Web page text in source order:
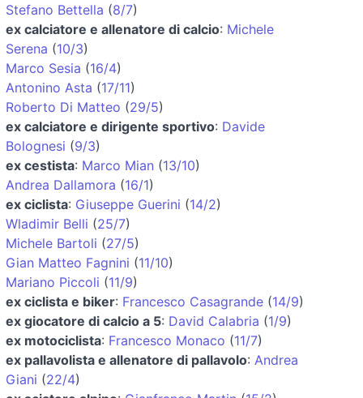
Stefano Bettella (8/7)
ex calciatore e allenatore di calcio: Michele
Serena (10/3)
Marco Sesia (16/4)
Antonino Asta (17/11)
Roberto Di Matteo (29/5)
ex calciatore e dirigente sportivo: Davide
Bolognesi (9/3)
ex cestista: Marco Mian (13/10)
Andrea Dallamora (16/1)
ex ciclista: Giuseppe Guerini (14/2)
Wladimir Belli (25/7)
Michele Bartoli (27/5)
Gian Matteo Fagnini (11/10)
Mariano Piccoli (11/9)
ex ciclista e biker: Francesco Casagrande (14/9)
ex giocatore di calcio a 5: David Calabria (1/9)
ex motociclista: Francesco Monaco (11/7)
ex pallavolista e allenatore di pallavolo: Andrea
Giani (22/4)